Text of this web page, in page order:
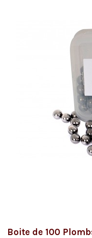
Boite de 100